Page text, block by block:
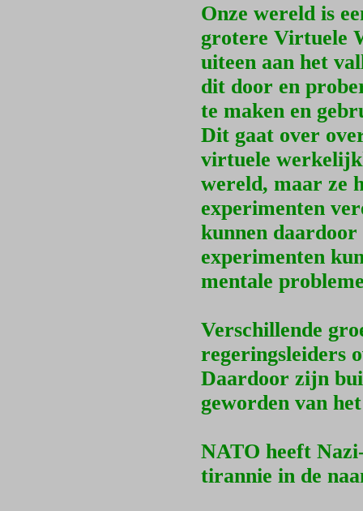
Onze wereld is
grotere Virtuele
uiteen aan het
dit door en
te maken en
Dit gaat over
virtuele
wereld, maar ze
experimenten
kunnen
experimenten
mentale
Verschillende
regeringsleiders
Daardoor zijn
geworden van
NATO heeft
tirannie in de